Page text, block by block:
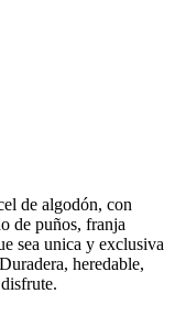
de algodón, con
de puños, franja
sea unica y exclusiva
heredable,